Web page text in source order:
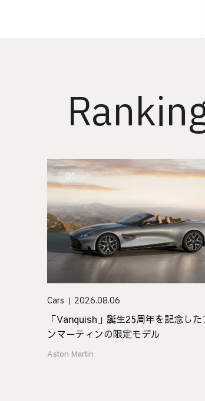
01
Cars 2026.08.06
「Vanquish」誕生25周年を記念した
ンマーティンの限定モデル
Aston Martin